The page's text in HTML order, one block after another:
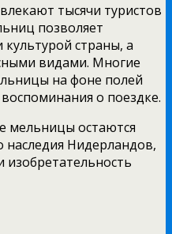
тысячи туристов
позволяет
культурой страны, а
видами. Многие
на фоне полей
о поездке.
мельницы остаются
наследия Нидерландов,